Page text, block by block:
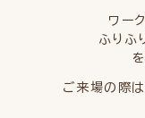
ワー
ふりふ
ご来場の際